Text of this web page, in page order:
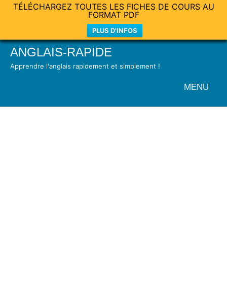
TÉLÉCHARGEZ TOUTES LES FICHES DE COURS AU
FORMAT PDF
PLUS D'INFOS
SkipANGLAIS-RAPIDE
Apprendre l'anglais rapidement et simplement !
MENU